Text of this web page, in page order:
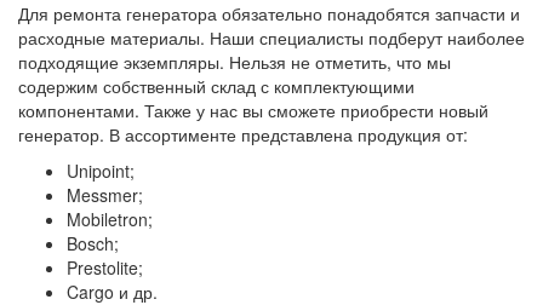
Для ремонта генератора обязательно понадобятся запчасти и
расходные материалы. Наши специалисты подберут наиболее
подходящие экземпляры. Нельзя не отметить, что мы
содержим собственный склад с комплектующими
компонентами. Также у нас вы сможете приобрести новый
генератор. В ассортименте представлена продукция от:
Unipoint;
Messmer;
Mobiletron;
Bosch;
Prestolite;
Cargo и др.